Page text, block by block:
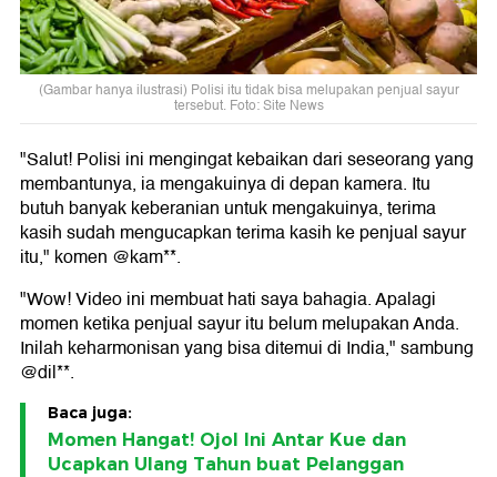
(Gambar hanya ilustrasi) Polisi itu tidak bisa melupakan penjual sayur
tersebut. Foto: Site News
"Salut! Polisi ini mengingat kebaikan dari seseorang yang
membantunya, ia mengakuinya di depan kamera. Itu
butuh banyak keberanian untuk mengakuinya, terima
kasih sudah mengucapkan terima kasih ke penjual sayur
itu," komen @kam**.
"Wow! Video ini membuat hati saya bahagia. Apalagi
momen ketika penjual sayur itu belum melupakan Anda.
Inilah keharmonisan yang bisa ditemui di India," sambung
@dil**.
Baca juga:
Momen Hangat! Ojol Ini Antar Kue dan
Ucapkan Ulang Tahun buat Pelanggan